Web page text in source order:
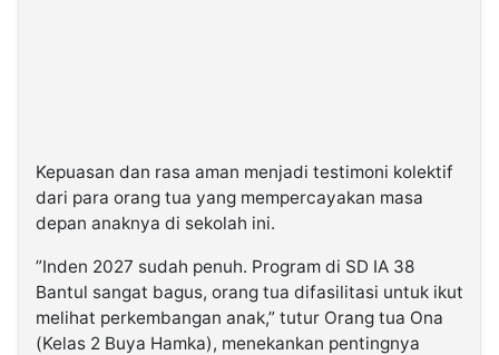
Kepuasan dan rasa aman menjadi testimoni kolektif
dari para orang tua yang mempercayakan masa
depan anaknya di sekolah ini.
​”Inden 2027 sudah penuh. Program di SD IA 38
Bantul sangat bagus, orang tua difasilitasi untuk ikut
melihat perkembangan anak,” tutur Orang tua Ona
(Kelas 2 Buya Hamka), menekankan pentingnya